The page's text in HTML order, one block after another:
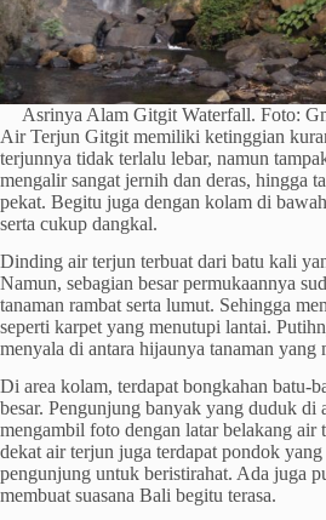
Asrinya Alam Gitgit Waterfall. Foto:
Air Terjun Gitgit memiliki ketinggian
terjunnya tidak terlalu lebar, namun
mengalir sangat jernih dan deras, hingga
pekat. Begitu juga dengan kolam di
serta cukup dangkal.
Dinding air terjun terbuat dari batu kali
Namun, sebagian besar permukaannya
tanaman rambat serta lumut. Sehingga
seperti karpet yang menutupi lantai.
menyala di antara hijaunya tanaman
Di area kolam, terdapat bongkahan batu-
besar. Pengunjung banyak yang duduk di
mengambil foto dengan latar belakang air
dekat air terjun juga terdapat pondok
pengunjung untuk beristirahat. Ada juga
membuat suasana Bali begitu terasa.